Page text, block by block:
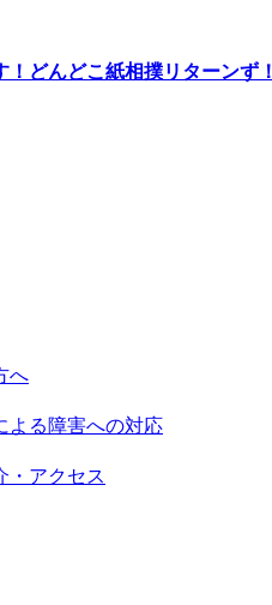
！どんどこ紙相撲リターンず！
へ
よる障害への対応
・アクセス